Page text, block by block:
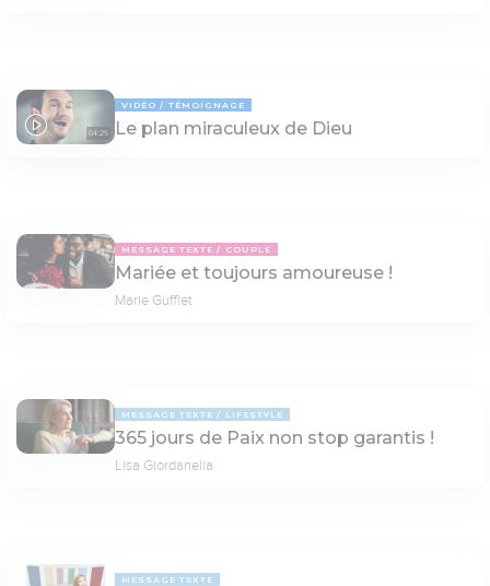
04:25
VIDÉO TÉMOIGNAGE
Le plan miraculeux de Dieu
MESSAGE TEXTE COUPLE
Mariée et toujours amoureuse !
Marie Gufflet
MESSAGE TEXTE LIFESTYLE
365 jours de Paix non stop garantis !
Lisa Giordanella
MESSAGE TEXTE